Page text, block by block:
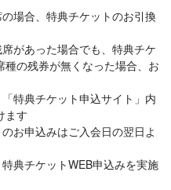
場合、特典チケットのお引換
があった場合でも、特典チケ
の残券が無くなった場合、お
特典チケット申込サイト」内
ます
お申込みはご入会日の翌日よ
典チケットWEB申込みを実施